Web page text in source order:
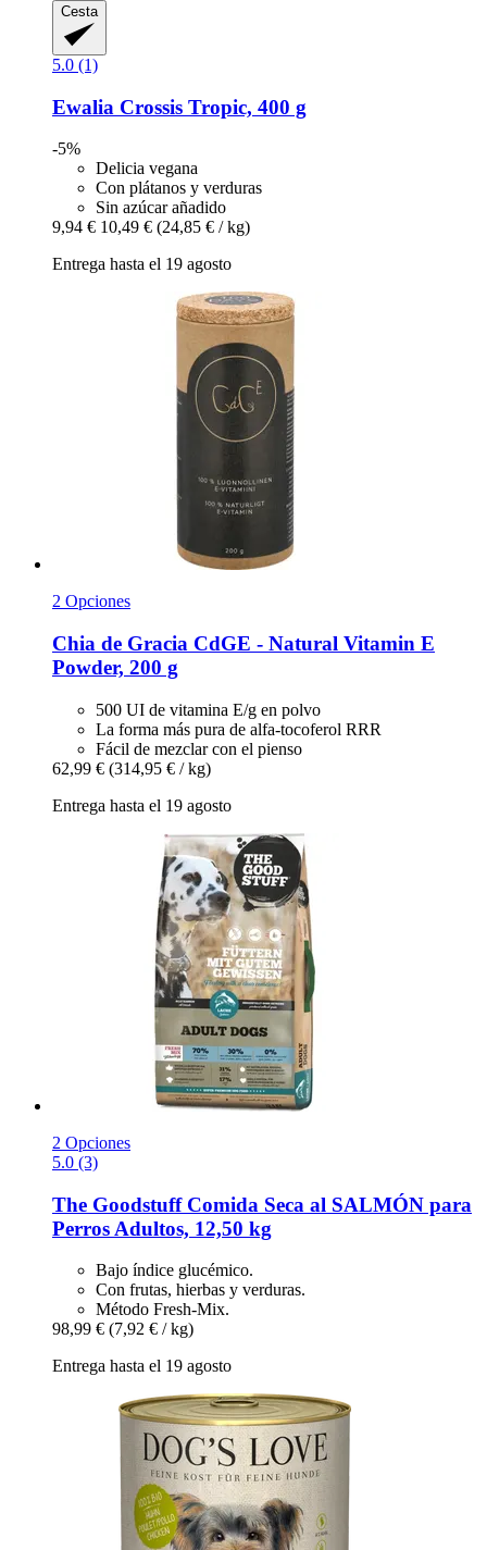
Cesta
5.0 (1)
Ewalia Crossis Tropic, 400 g
-5%
Delicia vegana
Con plátanos y verduras
Sin azúcar añadido
9,94 € 10,49 € (24,85 € / kg)
Entrega hasta el 19 agosto
2 Opciones
Chia de Gracia CdGE -​ Natural Vitamin E
Powder, 200 g
500 UI de vitamina E/g en polvo
La forma más pura de alfa-tocoferol RRR
Fácil de mezclar con el pienso
62,99 € (314,95 € / kg)
Entrega hasta el 19 agosto
2 Opciones
5.0 (3)
The GoodstuffComida Seca al SALMÓN para
Perros Adultos, 12,50 kg
Bajo índice glucémico.
Con frutas, hierbas y verduras.
Método Fresh-Mix.
98,99 € (7,92 € / kg)
Entrega hasta el 19 agosto